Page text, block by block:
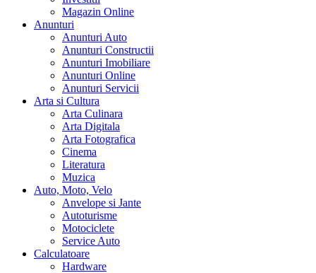
Magazin Online
Anunturi
Anunturi Auto
Anunturi Constructii
Anunturi Imobiliare
Anunturi Online
Anunturi Servicii
Arta si Cultura
Arta Culinara
Arta Digitala
Arta Fotografica
Cinema
Literatura
Muzica
Auto, Moto, Velo
Anvelope si Jante
Autoturisme
Motociclete
Service Auto
Calculatoare
Hardware